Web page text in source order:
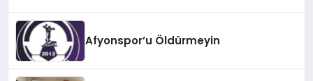
Afyonspor’u Öldürmeyin